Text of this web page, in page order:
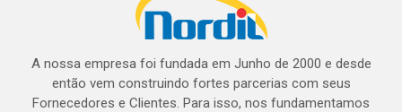
A nossa empresa foi fundada em Junho de 2000 e desde
então vem construindo fortes parcerias com seus
Fornecedores e Clientes. Para isso, nos fundamentamos